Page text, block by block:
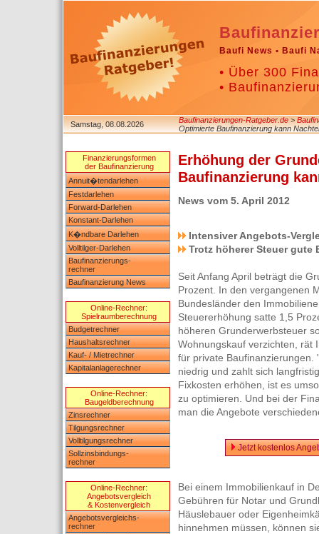
Baufi News • Baufi
• Über 300
•
Samstag, 08.08.2026 Baufinanzierungen-Ratgeber.de>
Optimierte Baufinanzierung kann
Finanzierungsformen
der Baufinanzierung
Annuit�tendarlehen
Festdarlehen
Forward-Darlehen
Konstant-Darlehen
K�ndbare Darlehen
Volltilger-Darlehen
Baufinanzierungs-
rechner
Baufinanzierung News
Online-Rechner:
Spielraumberechnung
Budgetrechner
Haushaltsrechner
Kauf- / Mietrechner
Kapitalanlagerechner
Online-Rechner:
Baugeldberechnung
Zinsrechner
Tilgungsrechner
Volltilgungsrechner
Sollzinsbindungs-
rechner
Online-Rechner:
Angebotsvergleich
& Kostenvergleich
Angebotsvergleichs-
rechner
Erhöhung der
Baufinanzierung
News vom 5. April 2012
Intensiver Angebots-
Trotz höherer Steuer
Seit Anfang April beträgt die
Prozent. In den vergangenen
Bundesländer den
Steuererhöhung satte 1,5
höheren Grunderwerbsteuer
Wohnungskauf verzichten, rät
für private Baufinanzierungen.
niedrig und zahlt sich
Fixkosten erhöhen, ist es
zu optimieren. Und bei der
man die Angebote
Jetzt kostenlos
Bei einem Immobilienkauf in
Gebühren für Notar und
Häuslebauer oder
hinnehmen müssen, können